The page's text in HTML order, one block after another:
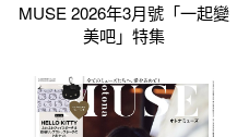
MUSE 2026年3月號「一起變
美吧」特集